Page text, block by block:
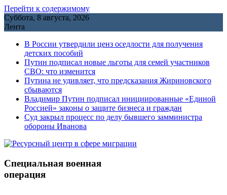
Перейти к содержимому
Суббота, 8 августа, 2026
Лента
В России утвердили ценз оседлости для получения
детских пособий
Путин подписал новые льготы для семей участников
СВО: что изменится
Путина не удивляет, что предсказания Жириновского
сбываются
Владимир Путин подписал инициированные «Единой
Россией» законы о защите бизнеса и граждан
Cуд закрыл процесс по делу бывшего замминистра
обороны Иванова
Специальная военная
операция